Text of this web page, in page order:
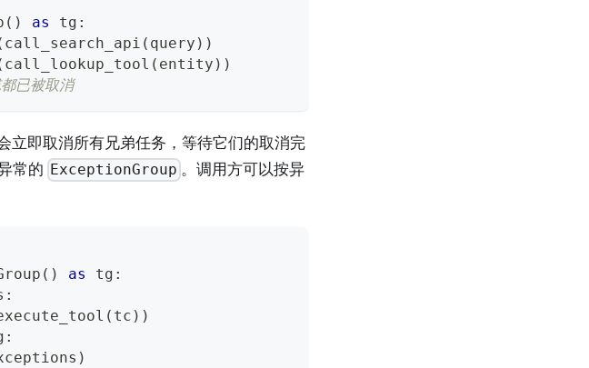
( ) as tg :
call_search_api ( query ) )
call_lookup_tool ( entity ) )
已被取消
立即取消所有兄弟任务，等待它们的取消完
常的 ExceptionGroup 。调用方可以按异
( ) as tg :
:
( tc ) )
:
)